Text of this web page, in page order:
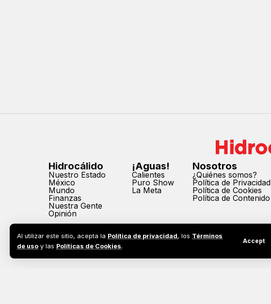
Al utilizar este sitio, acepta la Política de privacidad, los Términos
de uso y las Políticas de Cookies.
Accept
Hidrocálido
Nuestro Estado
México
Mundo
Finanzas
Nuestra Gente
Opinión
¡Aguas!
Calientes
Puro Show
La Meta
Nosotros
¿Quiénes somos?
Política de Privacidad
Política de Cookies
Política de Contenido